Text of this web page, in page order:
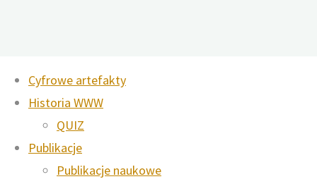
content
Cyfrowe artefakty
Historia WWW
QUIZ
Publikacje
Publikacje naukowe
Tag:Kraków Arcade
Museum